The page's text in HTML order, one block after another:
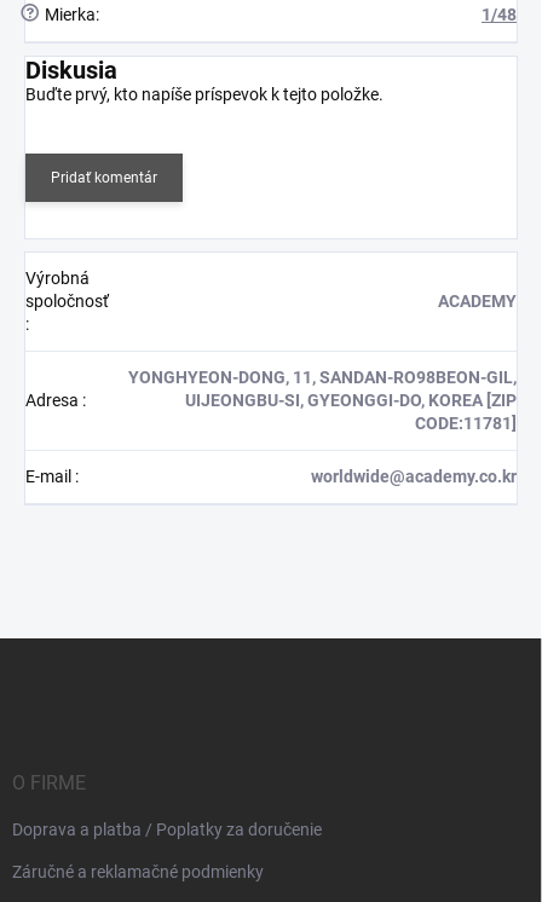
? Mierka: 1/48
Diskusia
Buďte prvý, kto napíše príspevok k tejto položke.
Pridať komentár
Výrobná
spoločnosť
:
ACADEMY
Adresa :
YONGHYEON-DONG, 11, SANDAN-RO98BEON-GIL,
UIJEONGBU-SI, GYEONGGI-DO, KOREA [ZIP
CODE:11781]
E-mail : worldwide@academy.co.kr
O FIRME
Doprava a platba / Poplatky za doručenie
Záručné a reklamačné podmienky